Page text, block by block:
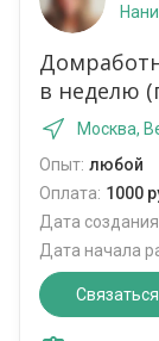
в неделю
Москва,
Опыт: любой
Оплата: 1000
Дата
Дата начала